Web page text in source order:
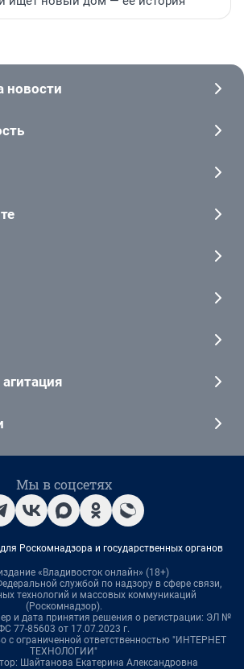
новости
Мы в соцсетях
Роскомнадзора и государственных органов
«Владивосток онлайн» (18+)
службой по надзору в сфере связи,
технологий и массовых коммуникаций
(Роскомнадзор).
и дата принятия решения о регистрации: ЭЛ №
77-85603 от 17.07.2023 г.
с ограниченной ответственностью "ИНТЕРНЕТ
ТЕХНОЛОГИИ"
Шайтанова Екатерина Александровна